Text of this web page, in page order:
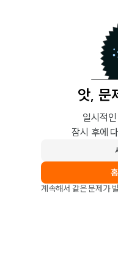
앗, 문
일시적
잠시 후에
계속해서 같은 문제가